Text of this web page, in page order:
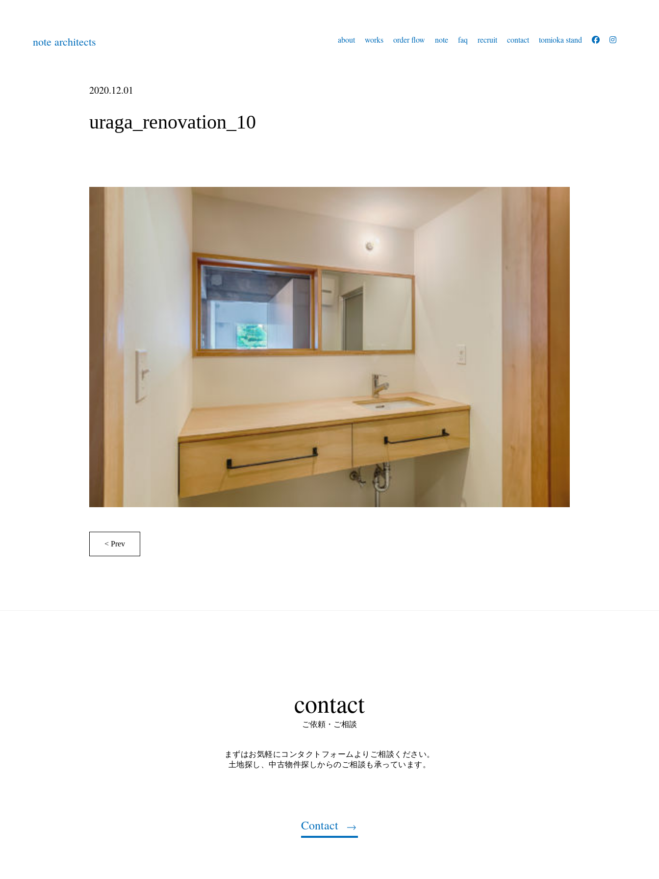
note architects about works order flow note faq recruit contact tomioka stand
2020.12.01
uraga_renovation_10
< Prev
contact
ご依頼・ご相談
まずはお気軽にコンタクトフォームよりご相談ください。
土地探し、中古物件探しからのご相談も承っています。
Contact